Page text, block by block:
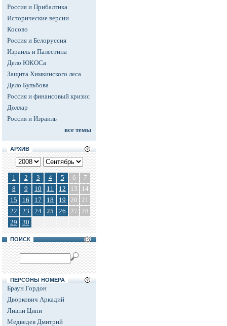
Россия и Прибалтика
Исторические версии
Косово
Россия и Белоруссия
Израиль и Палестина
Дело ЮКОСа
Защита Химкинского леса
Дело Бульбова
Россия и финансовый кризис
Доллар
Россия и Израиль
все темы
АРХИВ
1 2 3 4 5 6
7
8
9 10 11 12 13
14
15
16 17 18 19 20 21
22
23 24 25 26 27 28
29
30
ПОИСК
ПЕРСОНЫ НОМЕРА
Браун Гордон
Дворкович Аркадий
Ливни Ципи
Медведев Дмитрий